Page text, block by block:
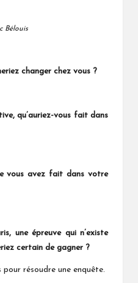
Bélouis
changer chez vous ?
qu’auriez-vous fait dans
vous avez fait dans votre
une épreuve qui n’existe
certain de gagner ?
pour résoudre une enquête.